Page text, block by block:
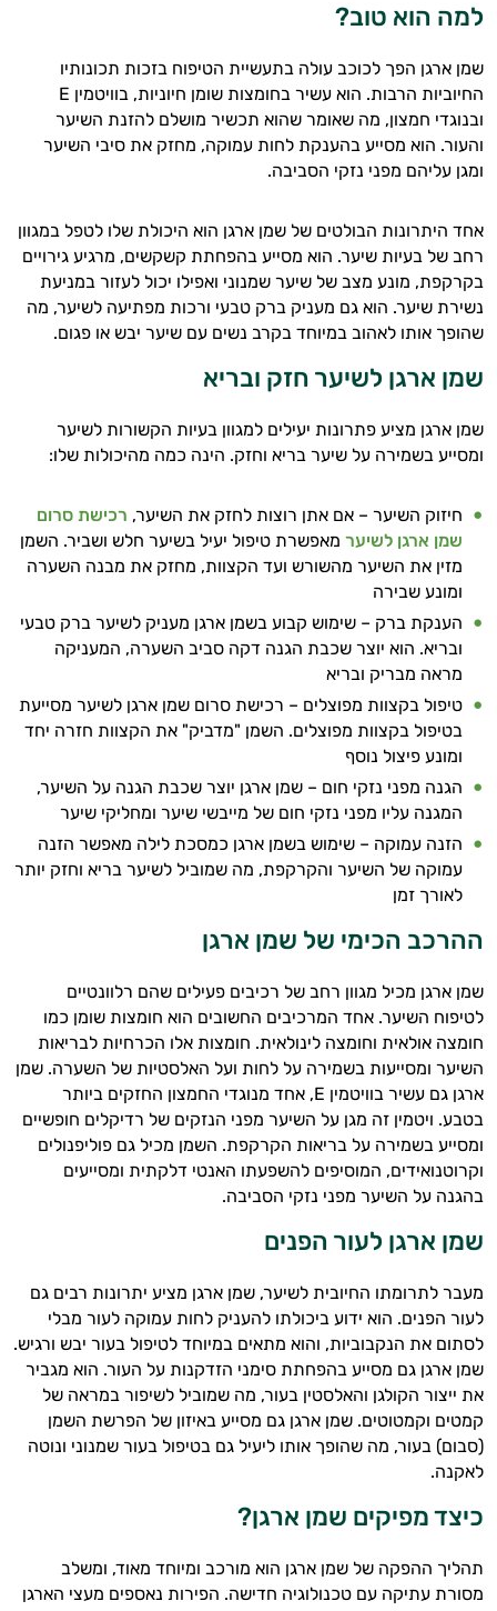
למה הוא טוב?
שמן ארגן הפך לכוכב עולה בתעשיית הטיפוח בזכות תכונותיו
החיוביות הרבות. הוא עשיר בחומצות שומן חיוניות, בוויטמין E
ובנוגדי חמצון, מה שאומר שהוא תכשיר מושלם להזנת השיער
והעור. הוא מסייע בהענקת לחות עמוקה, מחזק את סיבי השיער
ומגן עליהם מפני נזקי הסביבה.
אחד היתרונות הבולטים של שמן ארגן הוא היכולת שלו לטפל במגוון
רחב של בעיות שיער. הוא מסייע בהפחתת קשקשים, מרגיע גירויים
בקרקפת, מונע מצב של שיער שמנוני ואפילו יכול לעזור במניעת
נשירת שיער. הוא גם מעניק ברק טבעי ורכות מפתיעה לשיער, מה
שהופך אותו לאהוב במיוחד בקרב נשים עם שיער יבש או פגום.
שמן ארגן לשיער חזק ובריא
שמן ארגן מציע פתרונות יעילים למגוון בעיות הקשורות לשיער
ומסייע בשמירה על שיער בריא וחזק. הינה כמה מהיכולות שלו:
חיזוק השיער – אם אתן רוצות לחזק את השיער, רכישת סרום
שמן ארגן לשיער מאפשרת טיפול יעיל בשיער חלש ושביר. השמן
מזין את השיער מהשורש ועד הקצוות, מחזק את מבנה השערה
ומונע שבירה
הענקת ברק – שימוש קבוע בשמן ארגן מעניק לשיער ברק טבעי
ובריא. הוא יוצר שכבת הגנה דקה סביב השערה, המעניקה
מראה מבריק ובריא
טיפול בקצוות מפוצלים – רכישת סרום שמן ארגן לשיער מסייעת
בטיפול בקצוות מפוצלים. השמן "מדביק" את הקצוות חזרה יחד
ומונע פיצול נוסף
הגנה מפני נזקי חום – שמן ארגן יוצר שכבת הגנה על השיער,
המגנה עליו מפני נזקי חום של מייבשי שיער ומחליקי שיער
הזנה עמוקה – שימוש בשמן ארגן כמסכת לילה מאפשר הזנה
עמוקה של השיער והקרקפת, מה שמוביל לשיער בריא וחזק יותר
לאורך זמן
ההרכב הכימי של שמן ארגן
שמן ארגן מכיל מגוון רחב של רכיבים פעילים שהם רלוונטיים
לטיפוח השיער. אחד המרכיבים החשובים הוא חומצות שומן כמו
חומצה אולאית וחומצה לינולאית. חומצות אלו הכרחיות לבריאות
השיער ומסייעות בשמירה על לחות ועל האלסטיות של השערה. שמן
ארגן גם עשיר בוויטמין E, אחד מנוגדי החמצון החזקים ביותר
בטבע. ויטמין זה מגן על השיער מפני הנזקים של רדיקלים חופשיים
ומסייע בשמירה על בריאות הקרקפת. השמן מכיל גם פוליפנולים
וקרוטנואידים, המוסיפים להשפעתו האנטי דלקתית ומסייעים
בהגנה על השיער מפני נזקי הסביבה.
שמן ארגן לעור הפנים
מעבר לתרומתו החיובית לשיער, שמן ארגן מציע יתרונות רבים גם
לעור הפנים. הוא ידוע ביכולתו להעניק לחות עמוקה לעור מבלי
לסתום את הנקבוביות, והוא מתאים במיוחד לטיפול בעור יבש ורגיש.
שמן ארגן גם מסייע בהפחתת סימני הזדקנות על העור. הוא מגביר
את ייצור הקולגן והאלסטין בעור, מה שמוביל לשיפור במראה של
קמטים וקמטוטים. שמן ארגן גם מסייע באיזון של הפרשת השמן
(סבום) בעור, מה שהופך אותו ליעיל גם בטיפול בעור שמנוני ונוטה
לאקנה.
כיצד מפיקים שמן ארגן?
תהליך ההפקה של שמן ארגן הוא מורכב ומיוחד מאוד, ומשלב
מסורת עתיקה עם טכנולוגיה חדישה. הפירות נאספים מעצי הארגן
היי,
אני יועץ הבריאות האישי AI של טבע בריא.
התשובות שלי מבוססות על מאגרי מידע קליניים
וספרות מקצועית בתחומי הרפואה הטבעית
ותזונת הספורט.